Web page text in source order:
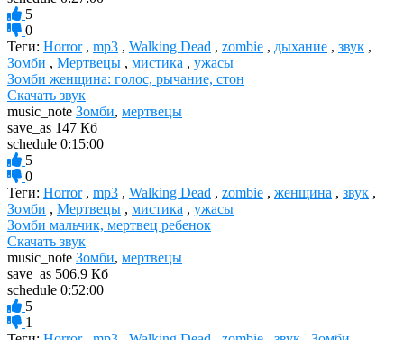
5
0
Теги: Horror, mp3 , Walking Dead , zombie , дыхание , звук ,
Зомби , Мертвецы , мистика , ужасы
Зомби женщина: голос, рычание, стон
Скачать звук
music_note Зомби, мертвецы
save_as 147 Кб
schedule 0:15:00
5
0
Теги: Horror, mp3 , Walking Dead , zombie , женщина , звук ,
Зомби , Мертвецы , мистика , ужасы
Зомби мальчик, мертвец ребенок
Скачать звук
music_note Зомби, мертвецы
save_as 506.9 Кб
schedule 0:52:00
5
1